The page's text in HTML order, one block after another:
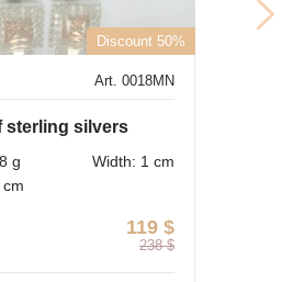
Discount 50%
Art. 0018MN
sterling silvers
g
Width: 1 cm
119 $
238 $